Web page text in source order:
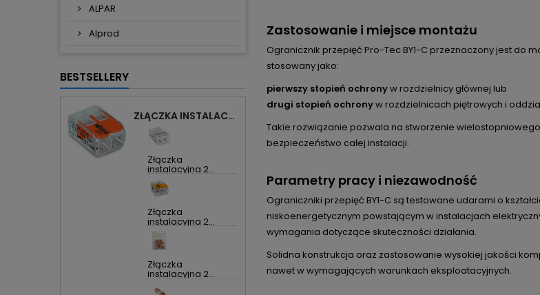
ALPAR
Alprod
BESTSELLERY
ZŁĄCZKA INSTALACYJNA 2X UNIWERSALNA COMPACT 221-412 WAGO
Złączka
instalacyjna 2...
Złączka
instalacyjna 2...
Złączka
instalacyjna 2...
Zastosowanie i miejsce montażu
Ogranicznik przepięć Pro-Tec BY1-C przeznaczony jest do
stosowany jako:
pierwszy stopień ochronyw rozdzielnicy głównej lub
drugi stopień ochronyw rozdzielnicach piętrowych i
Takie rozwiązanie pozwala na stworzenie
bezpieczeństwo całej instalacji.
Parametry pracy i niezawodność
Ograniczniki przepięć BY1-C są testowane udarami o
niskoenergetycznym powstającym w instalacjach
wymagania dotyczące skuteczności działania.
Solidna konstrukcja oraz zastosowanie wysokiej jakości
nawet w wymagających warunkach eksploatacyjnych.